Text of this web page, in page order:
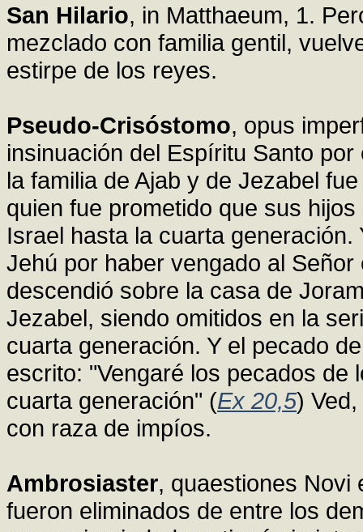
San Hilario, in Matthaeum, 1.
mezclado con familia gentil,
estirpe de los reyes.
Pseudo-Crisóstomo, opus
insinuación del Espíritu Santo
la familia de Ajab y de Jezabel
quien fue prometido que sus
Israel hasta la cuarta
Jehú por haber vengado al
descendió sobre la casa de
Jezabel, siendo omitidos en la
cuarta generación. Y el pecado
escrito: "Vengaré los pecados de
cuarta generación" (Ex 20,5)
con raza de impíos.
Ambrosiaster, quaestiones Novi
fueron eliminados de entre los